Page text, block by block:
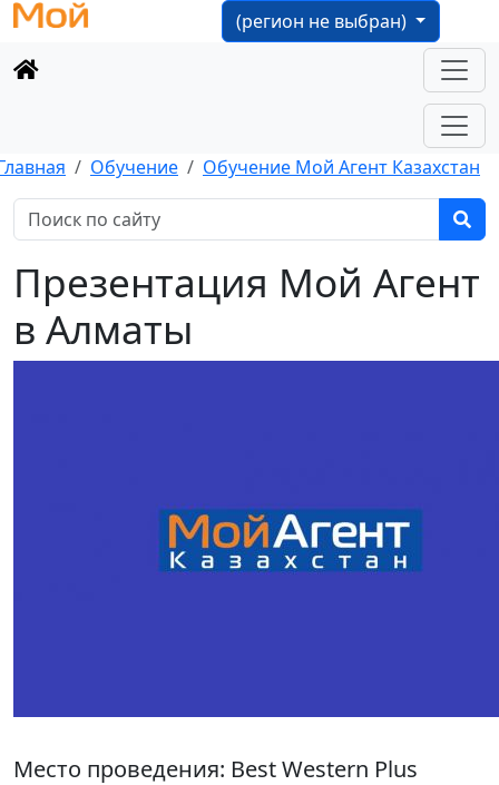
(регион не выбран)
Обучение Обучение Мой Агент Казахстан
Презентация Мой Агент
в Алматы
Место проведения: Best Western Plus